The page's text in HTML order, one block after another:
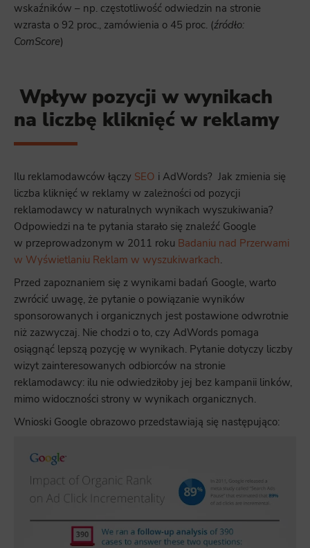
wskaźników – np. częstotliwość odwiedzin na stronie
wzrasta o 92 proc., zamówienia o 45 proc. (źródło:
ComScore)
Wpływ pozycji w wynikach
na liczbę kliknięć w reklamy
Ilu reklamodawców łączy SEO i AdWords? Jak zmienia się
liczba kliknięć w reklamy w zależności od pozycji
reklamodawcy w naturalnych wynikach wyszukiwania?
Odpowiedzi na te pytania starało się znaleźć Google
w przeprowadzonym w 2011 roku Badaniu nad Przerwami
w Wyświetlaniu Reklam w wyszukiwarkach.
Przed zapoznaniem się z wynikami badań Google, warto
zwrócić uwagę, że pytanie o powiązanie wyników
sponsorowanych i organicznych jest postawione odwrotnie
niż zazwyczaj. Nie chodzi o to, czy AdWords pomaga
osiągnąć lepszą pozycję w wynikach. Pytanie dotyczy liczby
wizyt zainteresowanych odbiorców na stronie
reklamodawcy: ilu nie odwiedziłoby jej bez kampanii linków,
mimo widoczności strony w wynikach organicznych.
Wnioski Google obrazowo przedstawiają się następująco: